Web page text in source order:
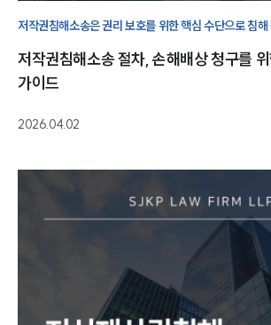
저작권침해소송은 권리 보호를 위한 핵심 수단으로 침
제시합니다.
저작권침해소송 절차, 손해배상 청구를
가이드
2026.04.02